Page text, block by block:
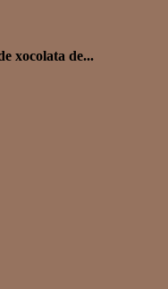
xocolata de...